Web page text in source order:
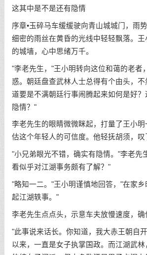
这其中是不是还有隐情
序章•玉碎马车缓缓驶向青山城城门，雨
细密的雨丝在黄昏的光线中轻轻飘落。
的城墙，心中思绪万千。
"李老先生，"王小明转向这位和蔼的老者
惑。朝廷盘查武林人士总得有个由头，
道要是不满朝廷行事闹腾起来如何是好
隐情？"
李老先生的眼睛微微眯起，打量了王小
估这个年轻人的可信度。他轻抚胡须，叹
"小兄弟眼光不错，确实有隐情。"李老先
看似乎对江湖事务颇有了解？"
"略知一二。"王小明谨慎地回答，"在家
起江湖轶事。"
李老先生点点头，示意车夫放慢速度，确
"此事说来话长。你知道，我大赤王朝自
以来，一直是女子执掌国政。而江湖武